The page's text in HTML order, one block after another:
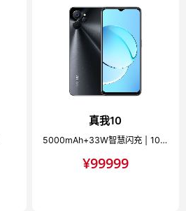
真我10
5000mAh+33W智慧闪充 | 1080P超清护眼屏
¥99999